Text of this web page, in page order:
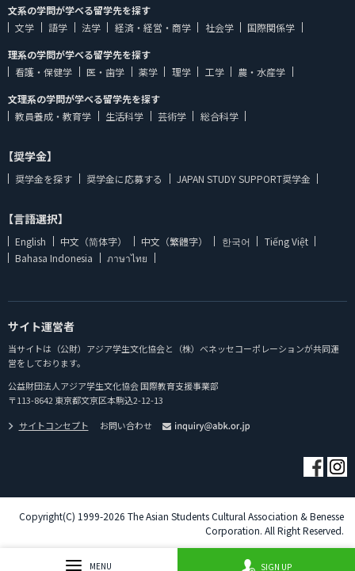
文系の学問が学べる留学先を探す
文学
語学 法学 経済・経営・商学 社会学
国際関係学
理系の学問が学べる留学先を探す
看護・保健学
医・歯学 薬学 理学 工学
農・水産学
文理系の学問が学べる留学先を探す
教員養成・教育学
生活科学 芸術学 総合科学
【奨学金】
奨学金を探す 奨学金に応募する JAPAN STUDY SUPPORT奨学金
【言語選択】
English 中文（简体字） 中文（繁體字） 한국어
Tiếng Việt
Bahasa Indonesia
ภาษาไทย
サイト運営者
当サイトは（公財）アジア学生文化協会と（株）ベネッセコーポレーションが共同運
営をしております。
公益財団法人アジア学生文化協会 国際教育支援事業部
〒113-8642 東京都文京区本駒込2-12-13
サイトコンセプト
お問い合わせ
Copyright(C) 1999-2026 The Asian Students Cultural Association & Benesse
Corporation. All Right Reserved.
MENU SIGN UP